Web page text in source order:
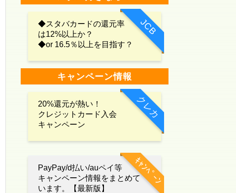
JCB
◆スタバカードの還元率
は12%以上か？
◆or 16.5％以上を目指す？
キャンペーン情報
クレカ
20%還元が熱い！
クレジットカード入会
キャンペーン
ｷｬﾝﾍﾟｰﾝ
PayPay/d払い/auペイ等
キャンペーン情報をまとめて
います。【最新版】